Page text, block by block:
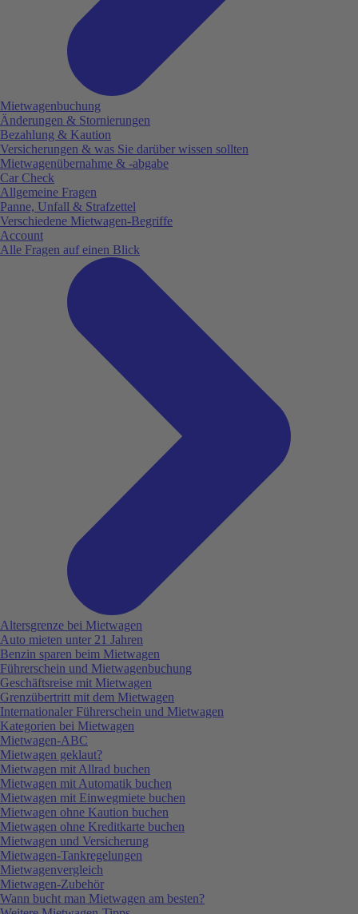
Mietwagenbuchung
Änderungen & Stornierungen
Bezahlung & Kaution
Versicherungen & was Sie darüber wissen sollten
Mietwagenübernahme & -abgabe
Car Check
Allgemeine Fragen
Panne, Unfall & Strafzettel
Verschiedene Mietwagen-Begriffe
Account
Alle Fragen auf einen Blick
Altersgrenze bei Mietwagen
Auto mieten unter 21 Jahren
Benzin sparen beim Mietwagen
Führerschein und Mietwagenbuchung
Geschäftsreise mit Mietwagen
Grenzübertritt mit dem Mietwagen
Internationaler Führerschein und Mietwagen
Kategorien bei Mietwagen
Mietwagen-ABC
Mietwagen geklaut?
Mietwagen mit Allrad buchen
Mietwagen mit Automatik buchen
Mietwagen mit Einwegmiete buchen
Mietwagen ohne Kaution buchen
Mietwagen ohne Kreditkarte buchen
Mietwagen und Versicherung
Mietwagen-Tankregelungen
Mietwagenvergleich
Mietwagen-Zubehör
Wann bucht man Mietwagen am besten?